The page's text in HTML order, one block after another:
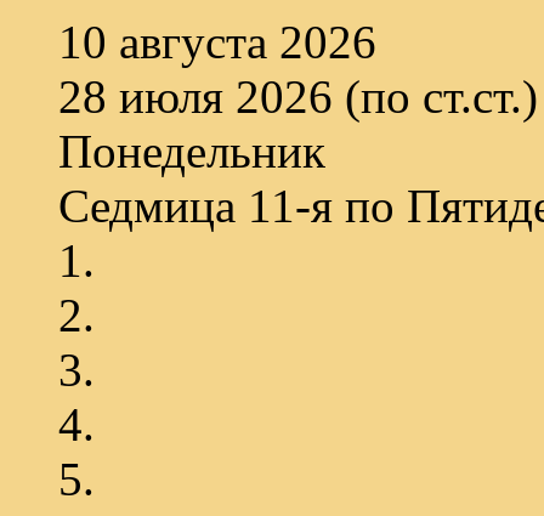
10 августа 2026
28 июля 2026 (по ст.ст.)
Понедельник
Седмица 11-я по